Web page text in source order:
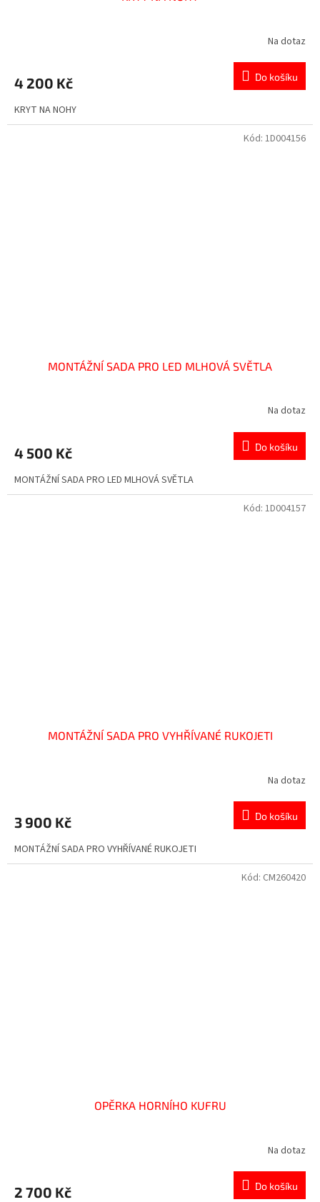
Na dotaz
4 200 Kč Do košíku
KRYT NA NOHY
MONTÁŽNÍ SADA PRO LED MLHOVÁ SVĚTLA
Na dotaz
4 500 Kč Do košíku
MONTÁŽNÍ SADA PRO LED MLHOVÁ SVĚTLA
Kód: 1D004156
MONTÁŽNÍ SADA PRO VYHŘÍVANÉ RUKOJETI
Na dotaz
3 900 Kč Do košíku
MONTÁŽNÍ SADA PRO VYHŘÍVANÉ RUKOJETI
Kód: 1D004157
OPĚRKA HORNÍHO KUFRU
Na dotaz
2 700 Kč Do košíku
Kód: CM260420